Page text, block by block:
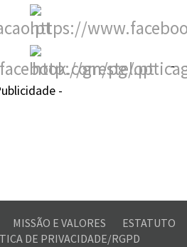
-
-
MISSÃO E VALORES
ESTATUTO
DE PRIVACIDADE/RGPD